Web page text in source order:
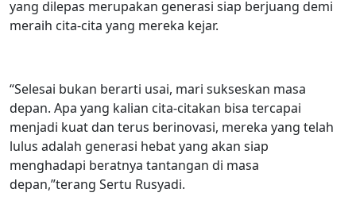
yang dilepas merupakan generasi siap berjuang demi
meraih cita-cita yang mereka kejar.
“Selesai bukan berarti usai, mari sukseskan masa
depan. Apa yang kalian cita-citakan bisa tercapai
menjadi kuat dan terus berinovasi, mereka yang telah
lulus adalah generasi hebat yang akan siap
menghadapi beratnya tantangan di masa
depan,”terang Sertu Rusyadi.